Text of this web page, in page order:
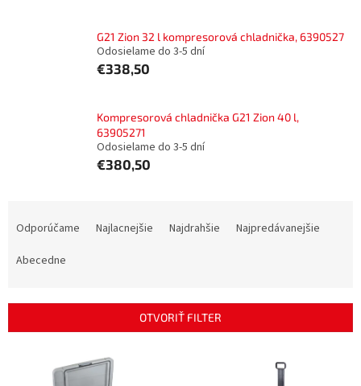
G21 Zion 32 l kompresorová chladnička, 6390527
Odosielame do 3-5 dní
€338,50
Kompresorová chladnička G21 Zion 40 l,
63905271
Odosielame do 3-5 dní
€380,50
p
Odporúčame Najlacnejšie Najdrahšie
Najpredávanejšie
Abecedne
OTVORIŤ FILTER